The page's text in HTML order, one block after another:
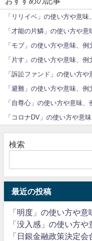
「リリイベ」の使い方や意
「才能の片鱗」の使い方や
「モブ」の使い方や意味、例
「片す」の使い方や意味、例
「訴訟ファンド」の使い方
「避難」の使い方や意味、例
「自尊心」の使い方や意味、
「コロナDV」の使い方や意
検索
最近の投稿
「明度」の使い方や
「没入感」の使い方
「日銀金融政策決定